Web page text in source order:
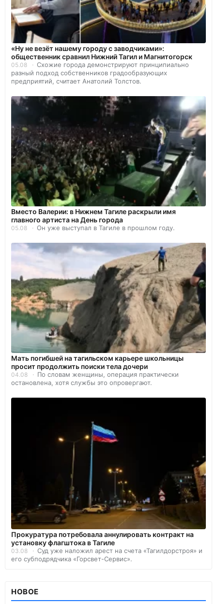
«Ну не везёт нашему городу с заводчиками»:
общественник сравнил Нижний Тагил и Магнитогорск
05.08
Схожие города демонстрируют принципиально
разный подход собственников градообразующих
предприятий, считает Анатолий Толстов.
Вместо Валерии: в Нижнем Тагиле раскрыли имя
главного артиста на День города
05.08 Он уже выступал в Тагиле в прошлом году.
Мать погибшей на тагильском карьере школьницы
просит продолжить поиски тела дочери
04.08
По словам женщины, операция практически
остановлена, хотя службы это опровергают.
Прокуратура потребовала аннулировать контракт на
установку флагштока в Тагиле
03.08
Суд уже наложил арест на счета «Тагилдорстроя» и
его субподрядчика «Горсвет-Сервис».
НОВОЕ